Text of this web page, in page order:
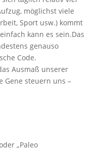
möglichst viele
Sport usw.) kommt
kann es sein.Das
genauso
Code.
Ausmaß unserer
Gene steuern uns –
„Paleo